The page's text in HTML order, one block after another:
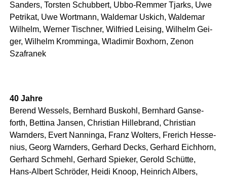
San­ders, Tors­ten Schub­bert, Ubbo-Rem­mer Tjarks, Uwe
Petri­kat, Uwe Wort­mann, Wal­de­mar Uskich, Wal­de­mar
Wil­helm, Wer­ner Tisch­ner, Wil­fried Lei­sing, Wil­helm Gei­
ger, Wil­helm Krom­min­ga, Wla­di­mir Box­horn, Zen­on
Szafranek
40 Jah­re
Ber­end Wes­sels, Bern­hard Bus­kohl, Bern­hard Gan­se­
forth, Bet­ti­na Jan­sen, Chris­ti­an Hil­le­brand, Chris­ti­an
Warn­ders, Evert Nan­nin­ga, Franz Wol­ters, Fre­rich Hes­se­
ni­us, Georg Warn­ders, Ger­hard Decks, Ger­hard Eich­horn,
Ger­hard Schmehl, Ger­hard Spie­ker, Gerold Schüt­te,
Hans-Albert Schrö­der, Hei­di Knoop, Hein­rich Albers,